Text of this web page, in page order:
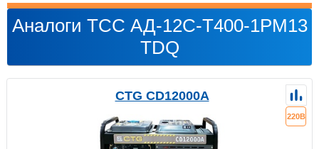
Аналоги ТСС АД-12С-Т400-1РМ13
TDQ
CTG CD12000A
220В